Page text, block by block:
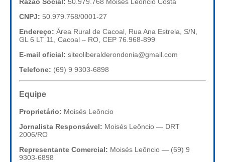
CNPJ: 50.979.768/0001-27
Endereço: Área Rural de Cacoal, Rua Ana Estrela, S/N,
GL 6 LT 11, Cacoal – RO, CEP 76.968-899
E-mail oficial: siteoliberalderondonia@gmail.com
Telefone: (69) 9 9303-6898
Equipe
Proprietário: Moisés Leôncio
Jornalista Responsável: Moisés Leôncio — DRT
2006/RO
Representante Comercial: Moisés Leôncio — (69) 9
9303-6898